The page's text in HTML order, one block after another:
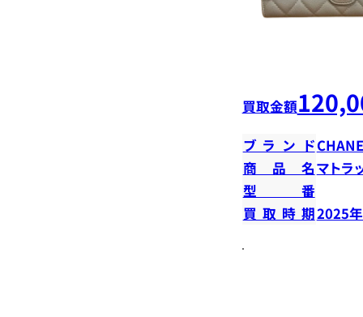
買取金額
ブランド
商品名マト
型番
買取時期2025